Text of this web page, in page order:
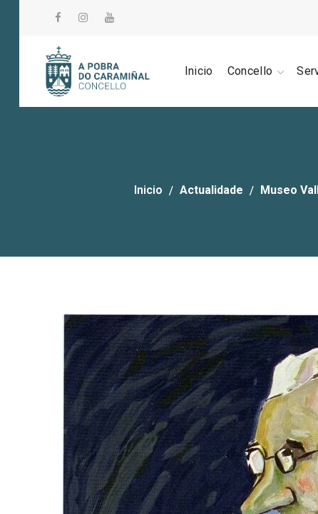
Inicio Concello
Inicio Actualidade Museo